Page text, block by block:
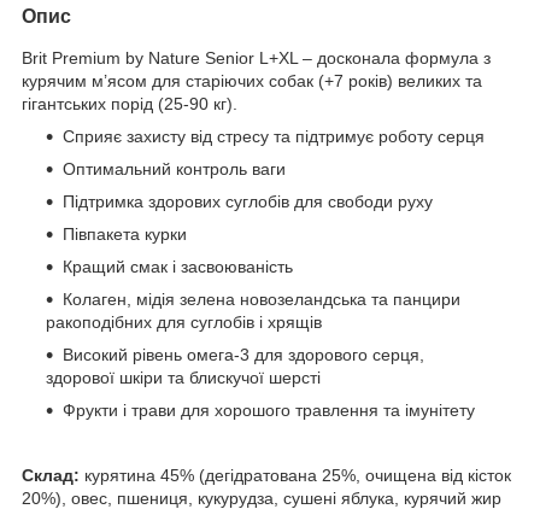
Опис
Brit Premium by Nature Senior L+XL – досконала формула з
курячим м’ясом для старіючих собак (+7 років) великих та
гігантських порід (25-90 кг).
Сприяє захисту від стресу та підтримує роботу серця
Оптимальний контроль ваги
Підтримка здорових суглобів для свободи руху
Півпакета курки
Кращий смак і засвоюваність
Колаген, мідія зелена новозеландська та панцири
ракоподібних для суглобів і хрящів
Високий рівень омега-3 для здорового серця,
здорової шкіри та блискучої шерсті
Фрукти і трави для хорошого травлення та імунітету
Склад: курятина 45% (дегідратована 25%, очищена від кісток
20%), овес, пшениця, кукурудза, сушені яблука, курячий жир